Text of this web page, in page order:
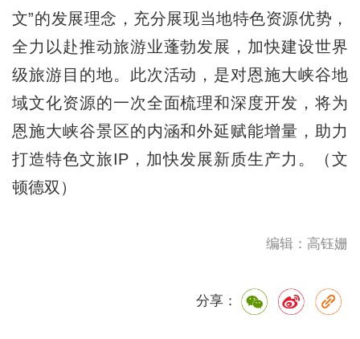
文”的发展理念，充分展现当地特色资源优势，
全力以赴推动旅游业蓬勃发展，加快建设世界
级旅游目的地。此次活动，是对恩施大峡谷地
域文化资源的一次全面梳理和深度开发，将为
恩施大峡谷景区的内涵和外延赋能增量，助力
打造特色文旅IP，加快发展新质生产力。（文
顿德双）
编辑：高钰姗
分享：